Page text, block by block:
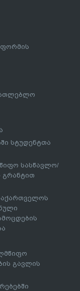
სტუდენტთა
სასწავლო/
გრანტით
გავლის